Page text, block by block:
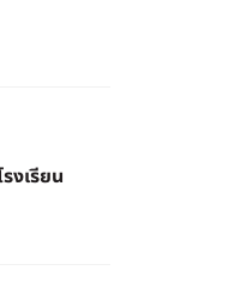
งเรียน